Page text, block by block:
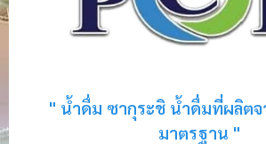
" น้ำดื่ม ซากุระชิ น้ำดื่มที่ผลิตจ
มาตรฐาน "